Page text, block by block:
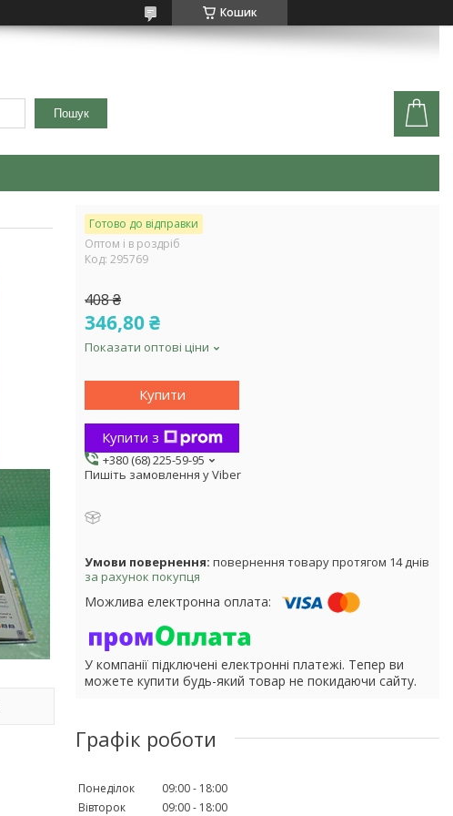
Кошик
Пошук
Готово до відправки
Оптом і в роздріб
Код: 295769
408 ₴
346,80 ₴
Показати оптові ціни
Купити
Купити з
+380 (68) 225-59-95
Пишіть замовлення у Viber
повернення товару протягом 14 днів
за рахунок покупця
У компанії підключені електронні платежі. Тепер ви
можете купити будь-який товар не покидаючи сайту.
Графік роботи
Понеділок 09:00
18:00
Вівторок
09:00 18:00